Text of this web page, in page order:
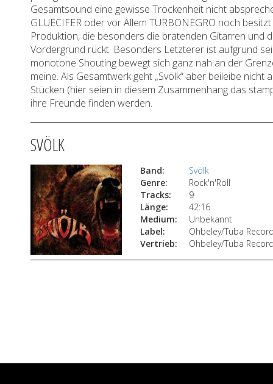
Gesamtsound eine gewisse Trockenheit nicht
GLUECIFER oder vor Allem TURBONEGRO noch
Produktion, die besonders die bratenden Gitarren und
Vordergrund rückt. Besonders Letzterer ist aufgrund
monotone Shouting bewegt sich ganz nah an der
meine. Als Gesamtwerk geht „Svölk“ aber beileibe
Stücken (hier seien in diesem Zusammenhang das
ihre Freunde finden werden.
SVÖLK
Band:
Svölk
Genre:
Rock'n'Roll
Tracks:
9
Länge:
42:16
Medium:
Unbekannt
Label:
Ohbeley/Tuba
Vertrieb:
Ohbeley/Tuba